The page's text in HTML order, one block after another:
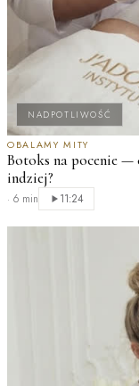
NADPOTLIWOŚĆ
OBALAMY MITY
Botoks na pocenie —
indziej?
· 6 min 11:24